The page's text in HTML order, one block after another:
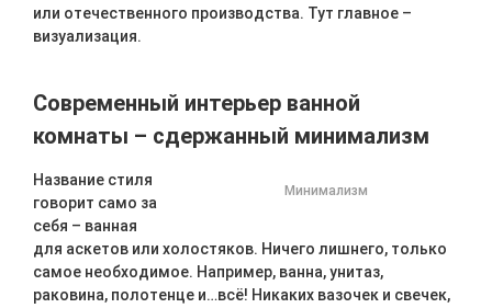
или отечественного производства. Тут главное –
визуализация.
Современный интерьер ванной
комнаты – сдержанный минимализм
Минимализм
Название стиля
говорит само за
себя – ванная
для аскетов или холостяков. Ничего лишнего, только
самое необходимое. Например, ванна, унитаз,
раковина, полотенце и…всё! Никаких вазочек и свечек,